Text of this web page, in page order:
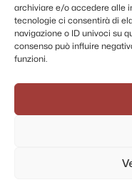
archiviare e/o accedere alle
tecnologie ci consentirà di
navigazione o ID univoci su
consenso può influire
funzioni.